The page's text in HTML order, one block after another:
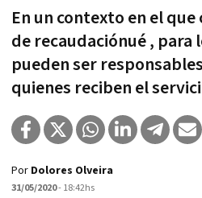
En un contexto en el
de recaudaciónué , para
pueden ser
quienes reciben el
Por Dolores Olveira
31/05/2020- 18:42hs